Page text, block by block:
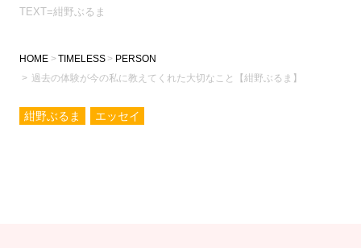
TEXT=紺野ぶるま
HOME TIMELESS
PERSON
過去の体験が今の私に教えてくれた大切なこと【紺野ぶるま】
紺野ぶるま エッセイ